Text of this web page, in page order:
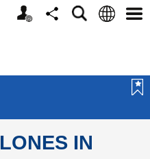
個
分
搜
語
選
IN